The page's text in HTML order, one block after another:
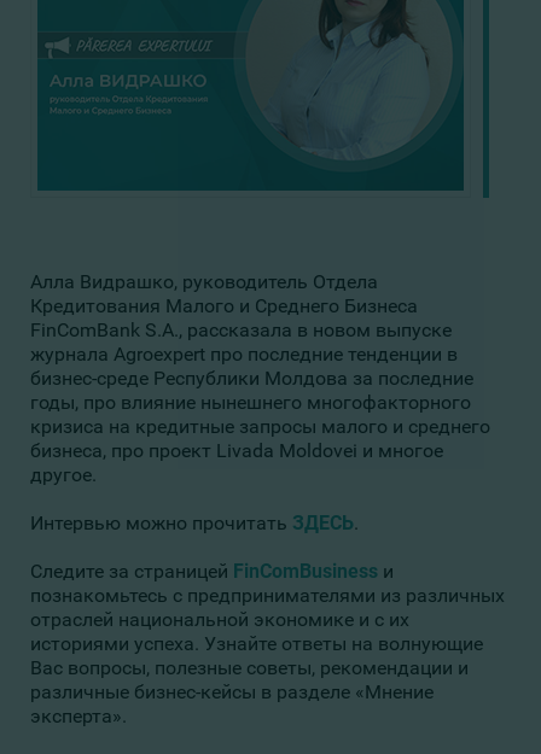
Алла Видрашко, руководитель Отдела
Кредитования Малого и Среднего Бизнеса
FinComBank S.A., рассказала в новом выпуске
журнала Agroexpert про последние тенденции в
бизнес-среде Республики Молдова за последние
годы, про влияние нынешнего многофакторного
кризиса на кредитные запросы малого и среднего
бизнеса, про проект Livada Moldovei и многое
другое.
Интервью можно прочитать ЗДЕСЬ.
Следите за страницей FinComBusiness и
познакомьтесь с предпринимателями из различных
отраслей национальной экономике и с их
историями успеха. Узнайте ответы на волнующие
Вас вопросы, полезные советы, рекомендации и
различные бизнес-кейсы в разделе «Мнение
эксперта».